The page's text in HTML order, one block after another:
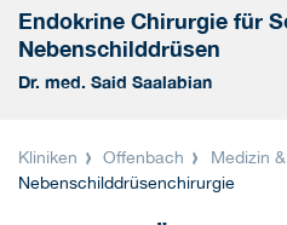
Endokrine Chirurgie für
Nebenschilddrüsen
Dr. med. Said Saalabian
Kliniken Offenbach Medizin
Nebenschilddrüsenchirurgie